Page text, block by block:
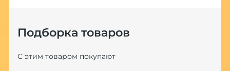
Подборка товаров
С этим товаром покупают